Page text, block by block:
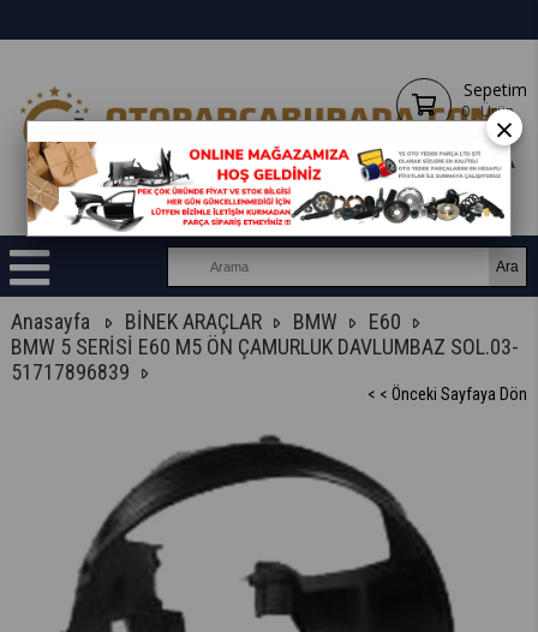
Sepetim
0 Ürün
Anasayfa BİNEK ARAÇLAR BMW
E60
BMW 5 SERİSİ E60 M5 ÖN ÇAMURLUK DAVLUMBAZ SOL.03-
51717896839
< < Önceki Sayfaya Dön
×